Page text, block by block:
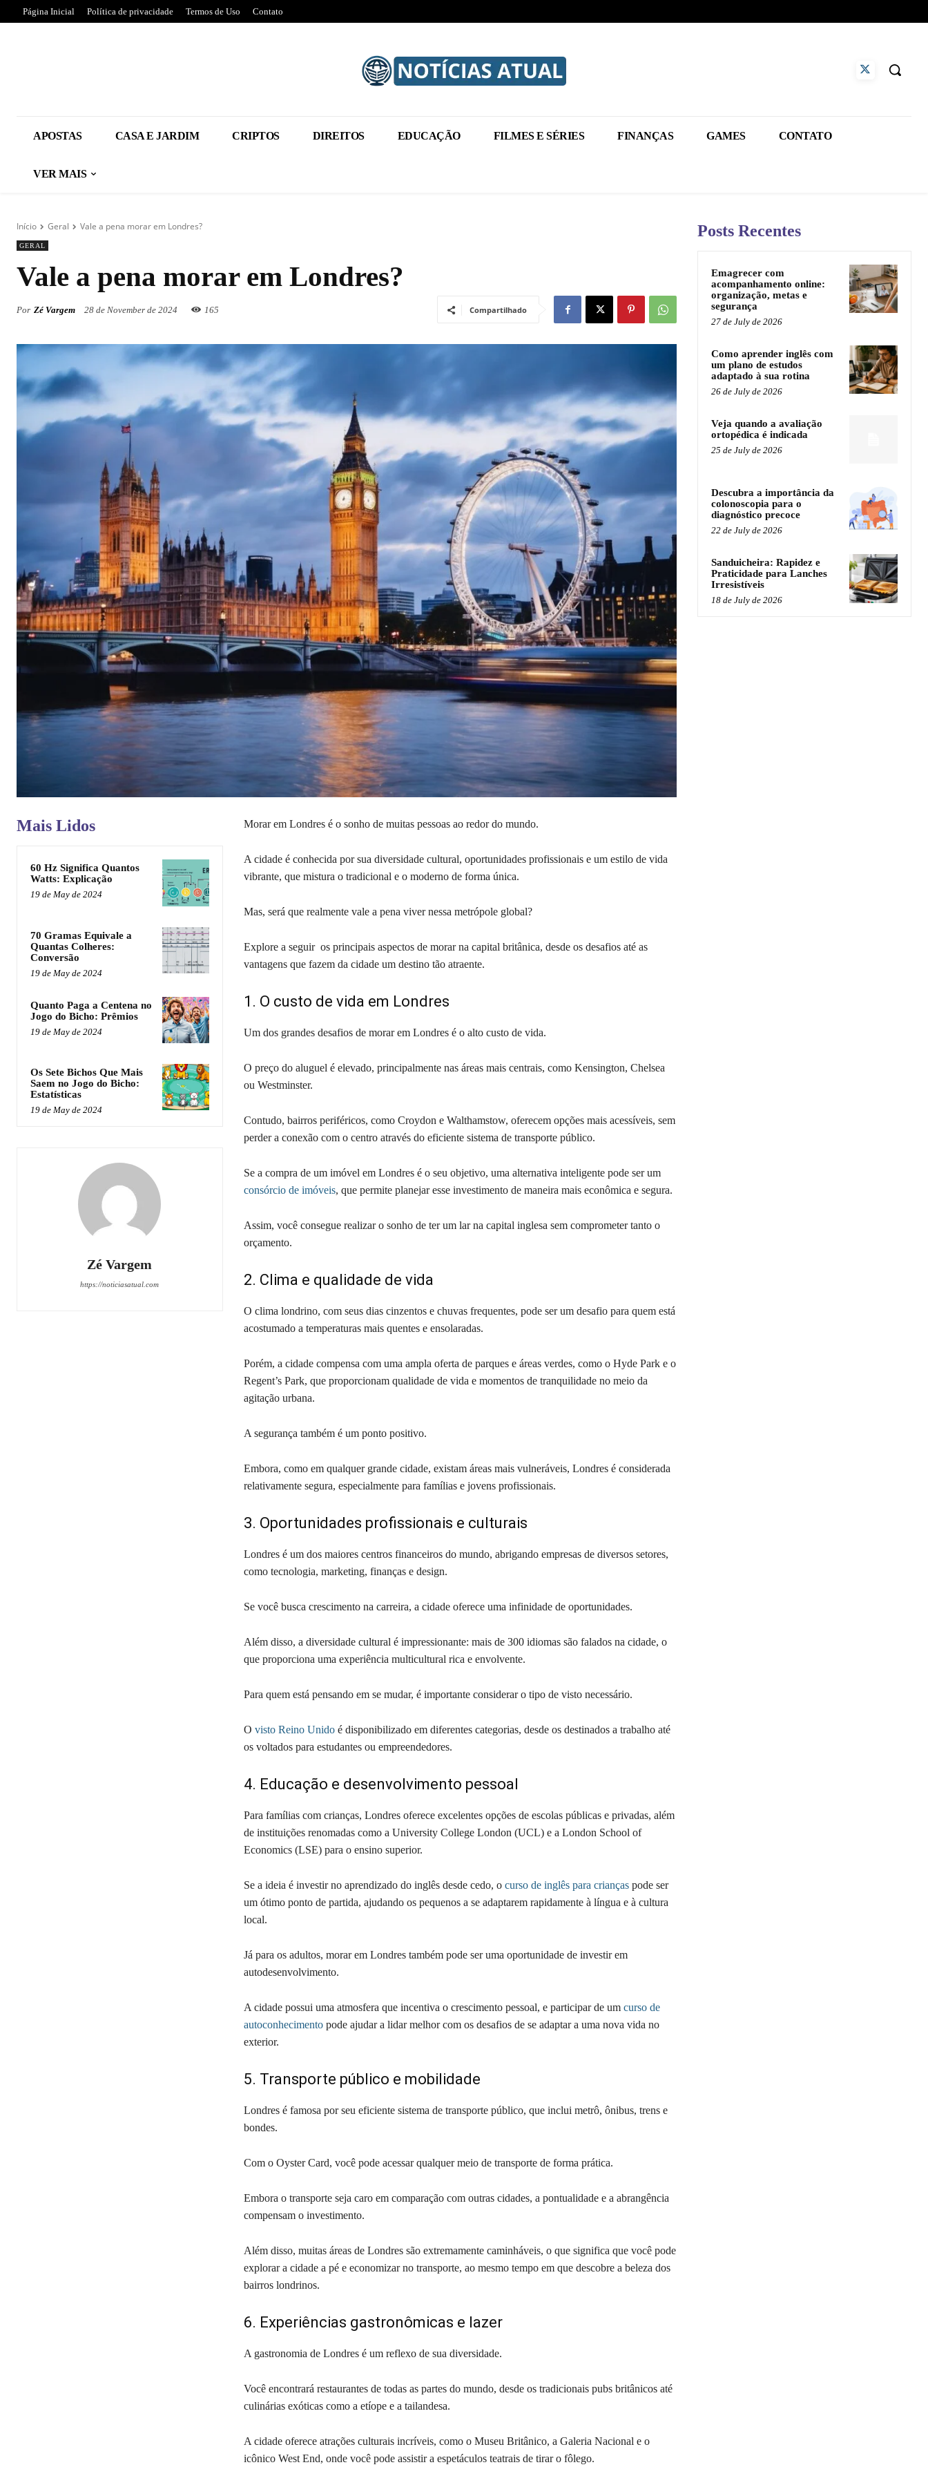
Página Inicial Política de privacidade Termos de Uso Contato
APOSTAS CASA E JARDIM CRIPTOS DIREITOS EDUCAÇÃO FILMES E SÉRIES FINANÇAS GAMES CONTATO
VER MAIS
Início Geral Vale a pena morar em Londres?
GERAL
Vale a pena morar em Londres?
Por Zé Vargem 28 de November de 2024 165 Compartilhado
Mais Lidos
60 Hz Significa Quantos
Watts: Explicação
19 de May de 2024
70 Gramas Equivale a
Quantas Colheres:
Conversão
19 de May de 2024
Quanto Paga a Centena no
Jogo do Bicho: Prêmios
19 de May de 2024
Os Sete Bichos Que Mais
Saem no Jogo do Bicho:
Estatísticas
19 de May de 2024
Zé Vargem
https://noticiasatual.com
Morar em Londres é o sonho de muitas pessoas ao redor do mundo.
A cidade é conhecida por sua diversidade cultural, oportunidades profissionais e um estilo de vida
vibrante, que mistura o tradicional e o moderno de forma única.
Mas, será que realmente vale a pena viver nessa metrópole global?
Explore a seguir os principais aspectos de morar na capital britânica, desde os desafios até as
vantagens que fazem da cidade um destino tão atraente.
1. O custo de vida em Londres
Um dos grandes desafios de morar em Londres é o alto custo de vida.
O preço do aluguel é elevado, principalmente nas áreas mais centrais, como Kensington, Chelsea
ou Westminster.
Contudo, bairros periféricos, como Croydon e Walthamstow, oferecem opções mais acessíveis, sem
perder a conexão com o centro através do eficiente sistema de transporte público.
Se a compra de um imóvel em Londres é o seu objetivo, uma alternativa inteligente pode ser um
consórcio de imóveis, que permite planejar esse investimento de maneira mais econômica e segura.
Assim, você consegue realizar o sonho de ter um lar na capital inglesa sem comprometer tanto o
orçamento.
2. Clima e qualidade de vida
O clima londrino, com seus dias cinzentos e chuvas frequentes, pode ser um desafio para quem está
acostumado a temperaturas mais quentes e ensolaradas.
Porém, a cidade compensa com uma ampla oferta de parques e áreas verdes, como o Hyde Park e o
Regent’s Park, que proporcionam qualidade de vida e momentos de tranquilidade no meio da
agitação urbana.
A segurança também é um ponto positivo.
Embora, como em qualquer grande cidade, existam áreas mais vulneráveis, Londres é considerada
relativamente segura, especialmente para famílias e jovens profissionais.
3. Oportunidades profissionais e culturais
Londres é um dos maiores centros financeiros do mundo, abrigando empresas de diversos setores,
como tecnologia, marketing, finanças e design.
Se você busca crescimento na carreira, a cidade oferece uma infinidade de oportunidades.
Além disso, a diversidade cultural é impressionante: mais de 300 idiomas são falados na cidade, o
que proporciona uma experiência multicultural rica e envolvente.
Para quem está pensando em se mudar, é importante considerar o tipo de visto necessário.
O visto Reino Unidoé disponibilizado em diferentes categorias, desde os destinados a trabalho até
os voltados para estudantes ou empreendedores.
4. Educação e desenvolvimento pessoal
Para famílias com crianças, Londres oferece excelentes opções de escolas públicas e privadas, além
de instituições renomadas como a University College London (UCL) e a London School of
Economics (LSE) para o ensino superior.
Se a ideia é investir no aprendizado do inglês desde cedo, o curso de inglês para criançaspode ser
um ótimo ponto de partida, ajudando os pequenos a se adaptarem rapidamente à língua e à cultura
local.
Já para os adultos, morar em Londres também pode ser uma oportunidade de investir em
autodesenvolvimento.
A cidade possui uma atmosfera que incentiva o crescimento pessoal, e participar de um curso de
autoconhecimentopode ajudar a lidar melhor com os desafios de se adaptar a uma nova vida no
exterior.
5. Transporte público e mobilidade
Londres é famosa por seu eficiente sistema de transporte público, que inclui metrô, ônibus, trens e
bondes.
Com o Oyster Card, você pode acessar qualquer meio de transporte de forma prática.
Embora o transporte seja caro em comparação com outras cidades, a pontualidade e a abrangência
compensam o investimento.
Além disso, muitas áreas de Londres são extremamente caminháveis, o que significa que você pode
explorar a cidade a pé e economizar no transporte, ao mesmo tempo em que descobre a beleza dos
bairros londrinos.
6. Experiências gastronômicas e lazer
A gastronomia de Londres é um reflexo de sua diversidade.
Você encontrará restaurantes de todas as partes do mundo, desde os tradicionais pubs britânicos até
culinárias exóticas como a etíope e a tailandesa.
A cidade oferece atrações culturais incríveis, como o Museu Britânico, a Galeria Nacional e o
icônico West End, onde você pode assistir a espetáculos teatrais de tirar o fôlego.
Posts Recentes
Emagrecer com
acompanhamento online:
organização, metas e
segurança
27 de July de 2026
Como aprender inglês com
um plano de estudos
adaptado à sua rotina
26 de July de 2026
Veja quando a avaliação
ortopédica é indicada
25 de July de 2026
Descubra a importância da
colonoscopia para o
diagnóstico precoce
22 de July de 2026
Sanduicheira: Rapidez e
Praticidade para Lanches
Irresistíveis
18 de July de 2026